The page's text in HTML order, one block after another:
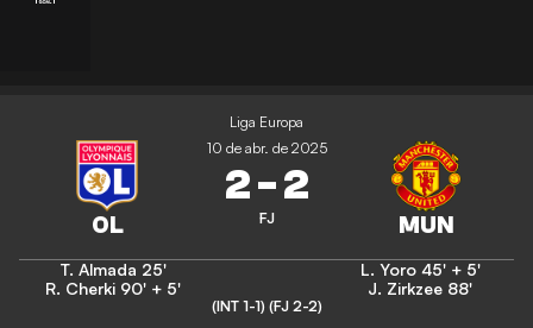
Liga Europa
10 de abr. de 2025
2-2
FJ
T. Almada 25'
R. Cherki 90' + 5'
L. Yoro 45' + 5'
J. Zirkzee 88'
(INT 1-1) (FJ 2-2)